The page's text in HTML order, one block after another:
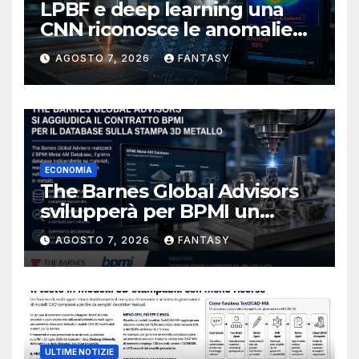
LPBF e deep learning una
CNN riconosce le anomalie
del bagno di fusione
AGOSTO 7, 2026 FANTASY
ECONOMIA
The Barnes Global Advisors
svilupperà per BPMI un
database per la stampa 3D
metallica destinata alla filiera
navale statunitense
AGOSTO 7, 2026 FANTASY
ULTIME NOTIZIE